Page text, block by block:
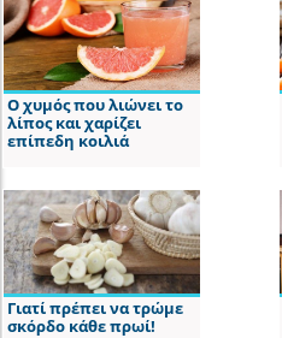
Ο χυμός που λιώνει το
λίπος και χαρίζει
επίπεδη κοιλιά
Γιατί πρέπει να τρώμε
σκόρδο κάθε πρωί!